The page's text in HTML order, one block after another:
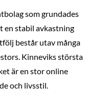
som grundades
en stabil avkastning
består utav många
Kinneviks största
är en stor online
och livsstil.